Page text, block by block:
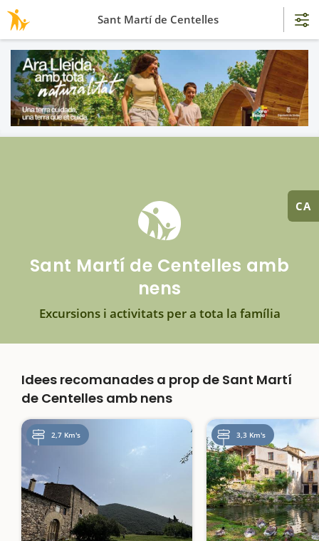
CA
Sant Martí de Centelles amb
nens
Excursions i activitats per a tota la família
Idees recomanades a prop de Sant Martí
de Centelles amb nens
2,7 Km's 3,3 Km's
Sant Martí de Centelles